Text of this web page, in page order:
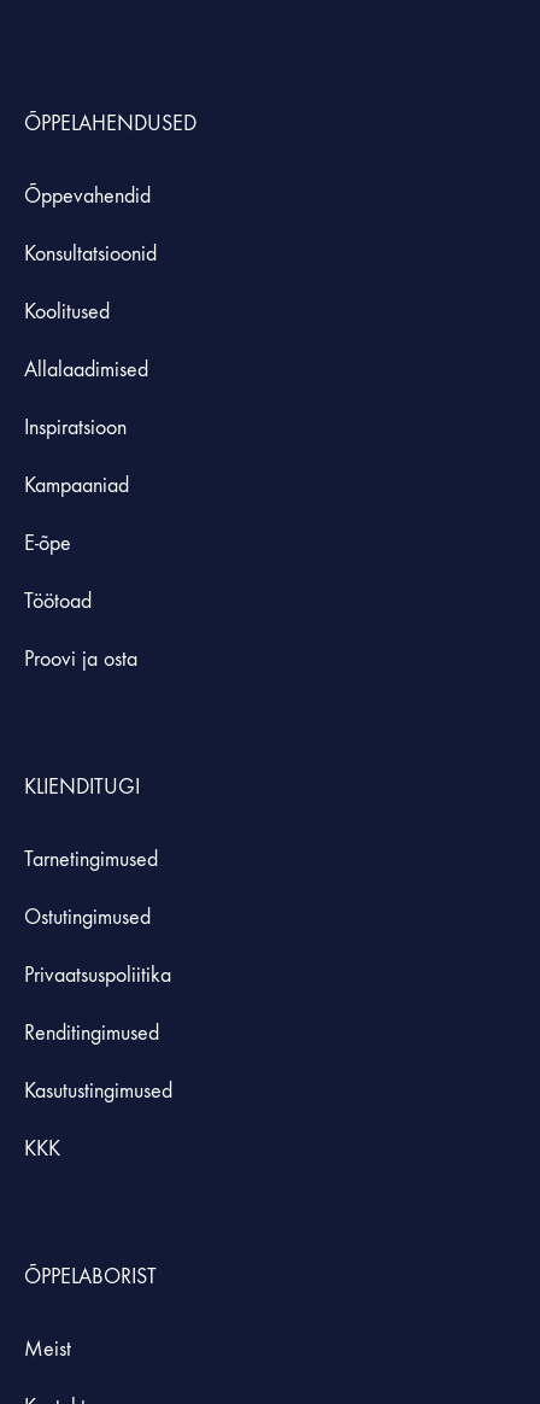
ÕPPELAHENDUSED
Õppevahendid
Konsultatsioonid
Koolitused
Allalaadimised
Inspiratsioon
Kampaaniad
E-õpe
Töötoad
Proovi ja osta
KLIENDITUGI
Tarnetingimused
Ostutingimused
Privaatsuspoliitika
Renditingimused
Kasutustingimused
KKK
ÕPPELABORIST
Meist